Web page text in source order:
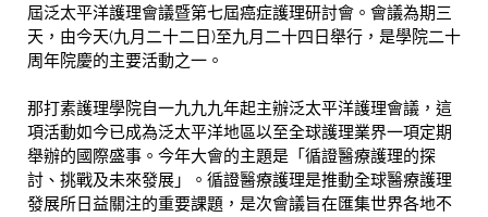
屆泛太平洋護理會議暨第七屆癌症護理研討會。會議為期三
天，由今天(九月二十二日)至九月二十四日舉行，是學院二十
周年院慶的主要活動之一。
那打素護理學院自一九九九年起主辦泛太平洋護理會議，這
項活動如今已成為泛太平洋地區以至全球護理業界一項定期
舉辦的國際盛事。今年大會的主題是「循證醫療護理的探
討、挑戰及未來發展」。循證醫療護理是推動全球醫療護理
發展所日益關注的重要課題，是次會議旨在匯集世界各地不